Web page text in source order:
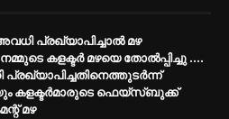
പ്രഖ്യാപിച്ചാല്‍ മഴ
കളക്ടര്‍ മഴയെ തോല്‍പ്പിച്ചു ....
കളക്ടര്‍മാരുടെ ഫെയ്‌സ്ബുക്ക്
മഴ